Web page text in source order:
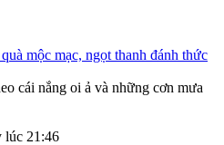
mộc mạc, ngọt thanh đánh thức
cái nắng oi ả và những cơn mưa
lúc 21:46